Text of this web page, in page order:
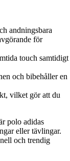
andningsbara
för
touch samtidigt
och bibehåller en
vilket gör att du
polo adidas
eller tävlingar.
och trendig